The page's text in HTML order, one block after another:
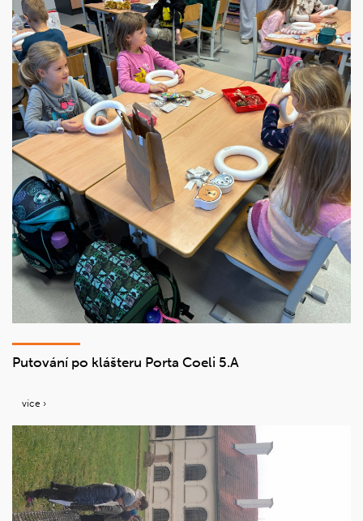
Putování po klášteru Porta Coeli 5.A
více ›